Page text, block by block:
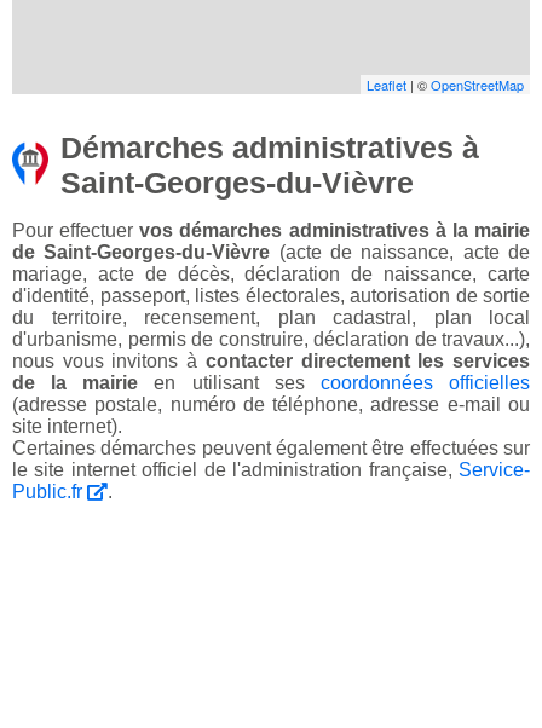
Leaflet | ©OpenStreetMap
Démarches administratives à
Saint-Georges-du-Vièvre
Pour effectuervos démarches administratives à la mairie
de Saint-Georges-du-Vièvre (acte de naissance, acte de
mariage, acte de décès, déclaration de naissance, carte
d'identité, passeport, listes électorales, autorisation de sortie
du territoire, recensement, plan cadastral, plan local
d'urbanisme, permis de construire, déclaration de travaux...),
nous vous invitons à contacter directement les services
de la mairie en utilisant ses coordonnées officielles
(adresse postale, numéro de téléphone, adresse e-mail ou
site internet).
Certaines démarches peuvent également être effectuées sur
le site internet officiel de l'administration française, Service-
Public.fr
.